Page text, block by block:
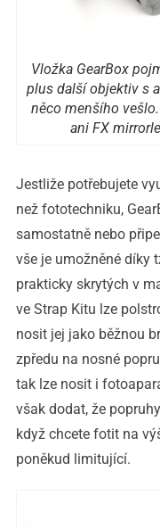
Vložka GearBox
plus další objektiv s
něco menšího
ani FX
Jestliže potřebujete
než fototechniku,
samostatně nebo
vše je umožněné díky
prakticky skrytých v
ve Strap Kitu lze
nosit jej jako běžnou
zpředu na nosné
tak lze nosit i
však dodat, že
když chcete fotit na
poněkud limitující.